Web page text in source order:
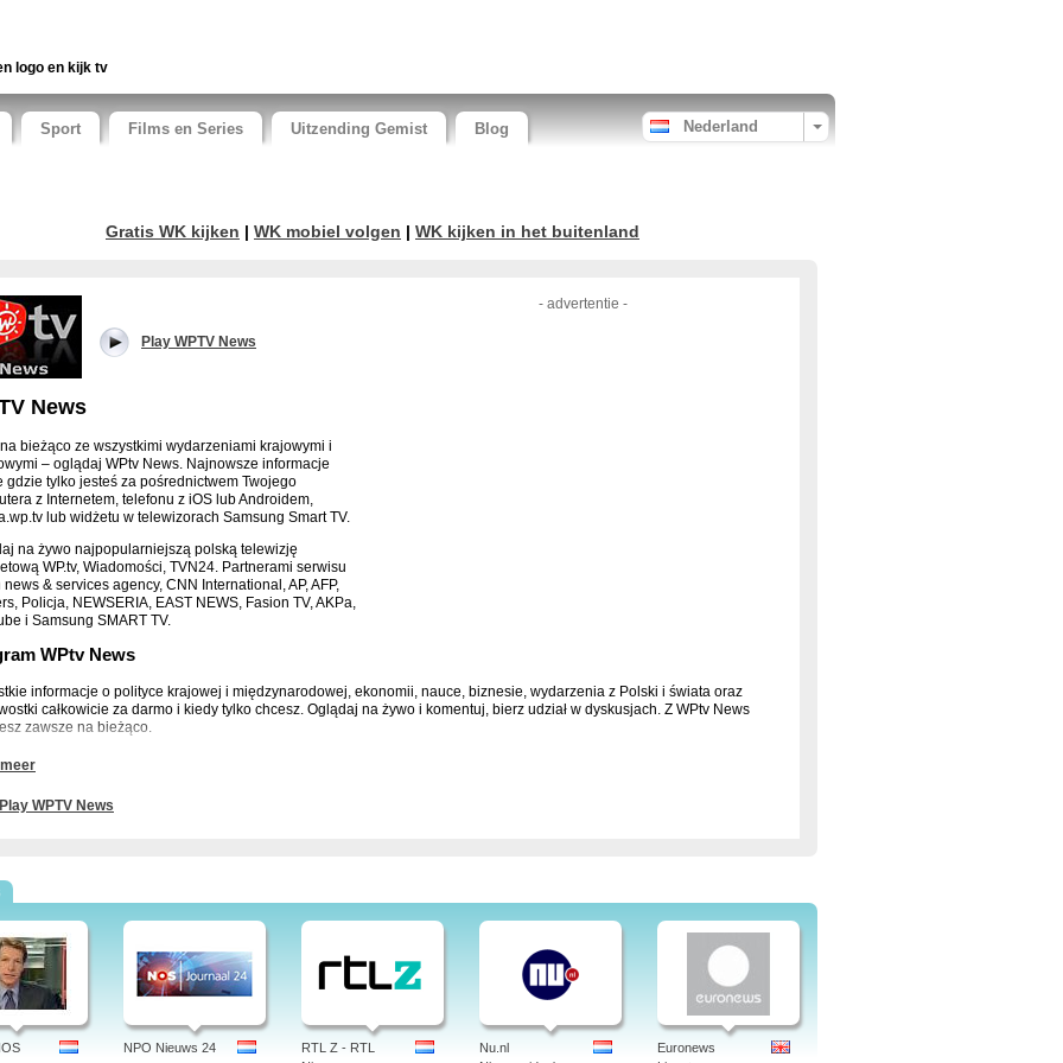
logo en kijk tv
Sport Films en Series Uitzending Gemist Blog Nederland
Gratis WK kijken | WK mobiel volgen | WK kijken in het buitenland
- advertentie -
Play WPTV News
News
bieżąco ze wszystkimi wydarzeniami krajowymi i
– oglądaj WPtv News. Najnowsze informacje
gdzie tylko jesteś za pośrednictwem Twojego
z Internetem, telefonu z iOS lub Androidem,
lub widżetu w telewizorach Samsung Smart TV.
na żywo najpopularniejszą polską telewizję
WP.tv, Wiadomości, TVN24. Partnerami serwisu
news & services agency, CNN International, AP, AFP,
Policja, NEWSERIA, EAST NEWS, Fasion TV, AKPa,
i Samsung SMART TV.
WPtv News
informacje o polityce krajowej i międzynarodowej, ekonomii, nauce, biznesie, wydarzenia z Polski i świata oraz
całkowicie za darmo i kiedy tylko chcesz. Oglądaj na żywo i komentuj, bierz udział w dyskusjach. Z WPtv News
zawsze na bieżąco.
WPtv News
TV News to informacje otrzymane od największych światowych agencji prasowych oraz krajowych instytucji
Znajdziesz tutaj najświeższe wiadomości, o których mówi cały świat. Korzystaj ze wszystkich klipów filmowych
News możesz oglądać bezpłatnie na www, telefonach komórkowych z iOS i Android, dzięki zpilota.wp.tv, korzystając z
w telewizorach Samsung Smart TV oraz stronie mobilnej na telefonach komórkowych.
WPtv News za darmo online w wybranym przez siebie miejscu i czasie!
wiadomości, online poprzez nowe filmy online WP.tv kilka tysięcy materiałów prawnych, filmów pogrupowanych w
showbiznesu, Lifestyle, sensacje, Moto, Film, Muzyka, News, Sport, Biznes, Gry, Rebel i ukryte kamery.
decyzji, co i kiedy chcesz wyglądać za darmo przez 24 godziny na http://wp.tv dni
Play WPTV News
NPO Nieuws 24
RTL Z - RTL
Nu.nl
Euronews